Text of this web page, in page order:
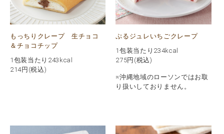
もっちりクレープ 生チョコ
＆チョコチップ
1包装当たり243kcal
214円(税込)
ぷるジュレいちごクレープ
1包装当たり234kcal
275円(税込)
※沖縄地域のローソンではお取
り扱いしておりません。